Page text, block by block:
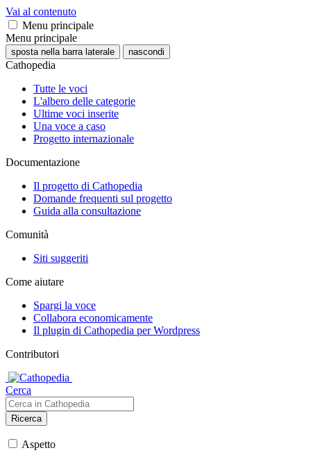
Vai al contenuto
Menu principale
Menu principale
sposta nella barra laterale nascondi
Cathopedia
Tutte le voci
L'albero delle categorie
Ultime voci inserite
Una voce a caso
Progetto internazionale
Documentazione
Il progetto di Cathopedia
Domande frequenti sul progetto
Guida alla consultazione
Comunità
Siti suggeriti
Come aiutare
Spargi la voce
Collabora economicamente
Il plugin di Cathopedia per Wordpress
Contributori
Cerca
Ricerca
Aspetto